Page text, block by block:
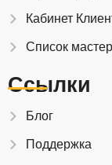
Кабинет
Список
Ссылки
Блог
Поддержка